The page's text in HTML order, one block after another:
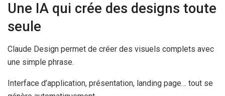
Une IA qui crée des designs toute
seule
Claude Design permet de créer des visuels complets avec
une simple phrase.
Interface d’application, présentation, landing page… tout se